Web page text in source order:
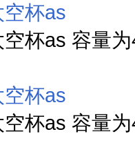
杯as
杯as 容量
杯as
杯as 容量